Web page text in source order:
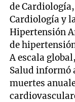
de
Cardiología y
Hipertensión
de
A escala
Salud informó
muertes